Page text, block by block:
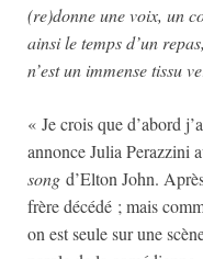
(re)donne une voix, un
ainsi le temps d’un
n’est un immense tissu
« Je crois que d’abord
annonce Julia Perazzini
song d’Elton John.
frère décédé ; mais
on est seule sur une